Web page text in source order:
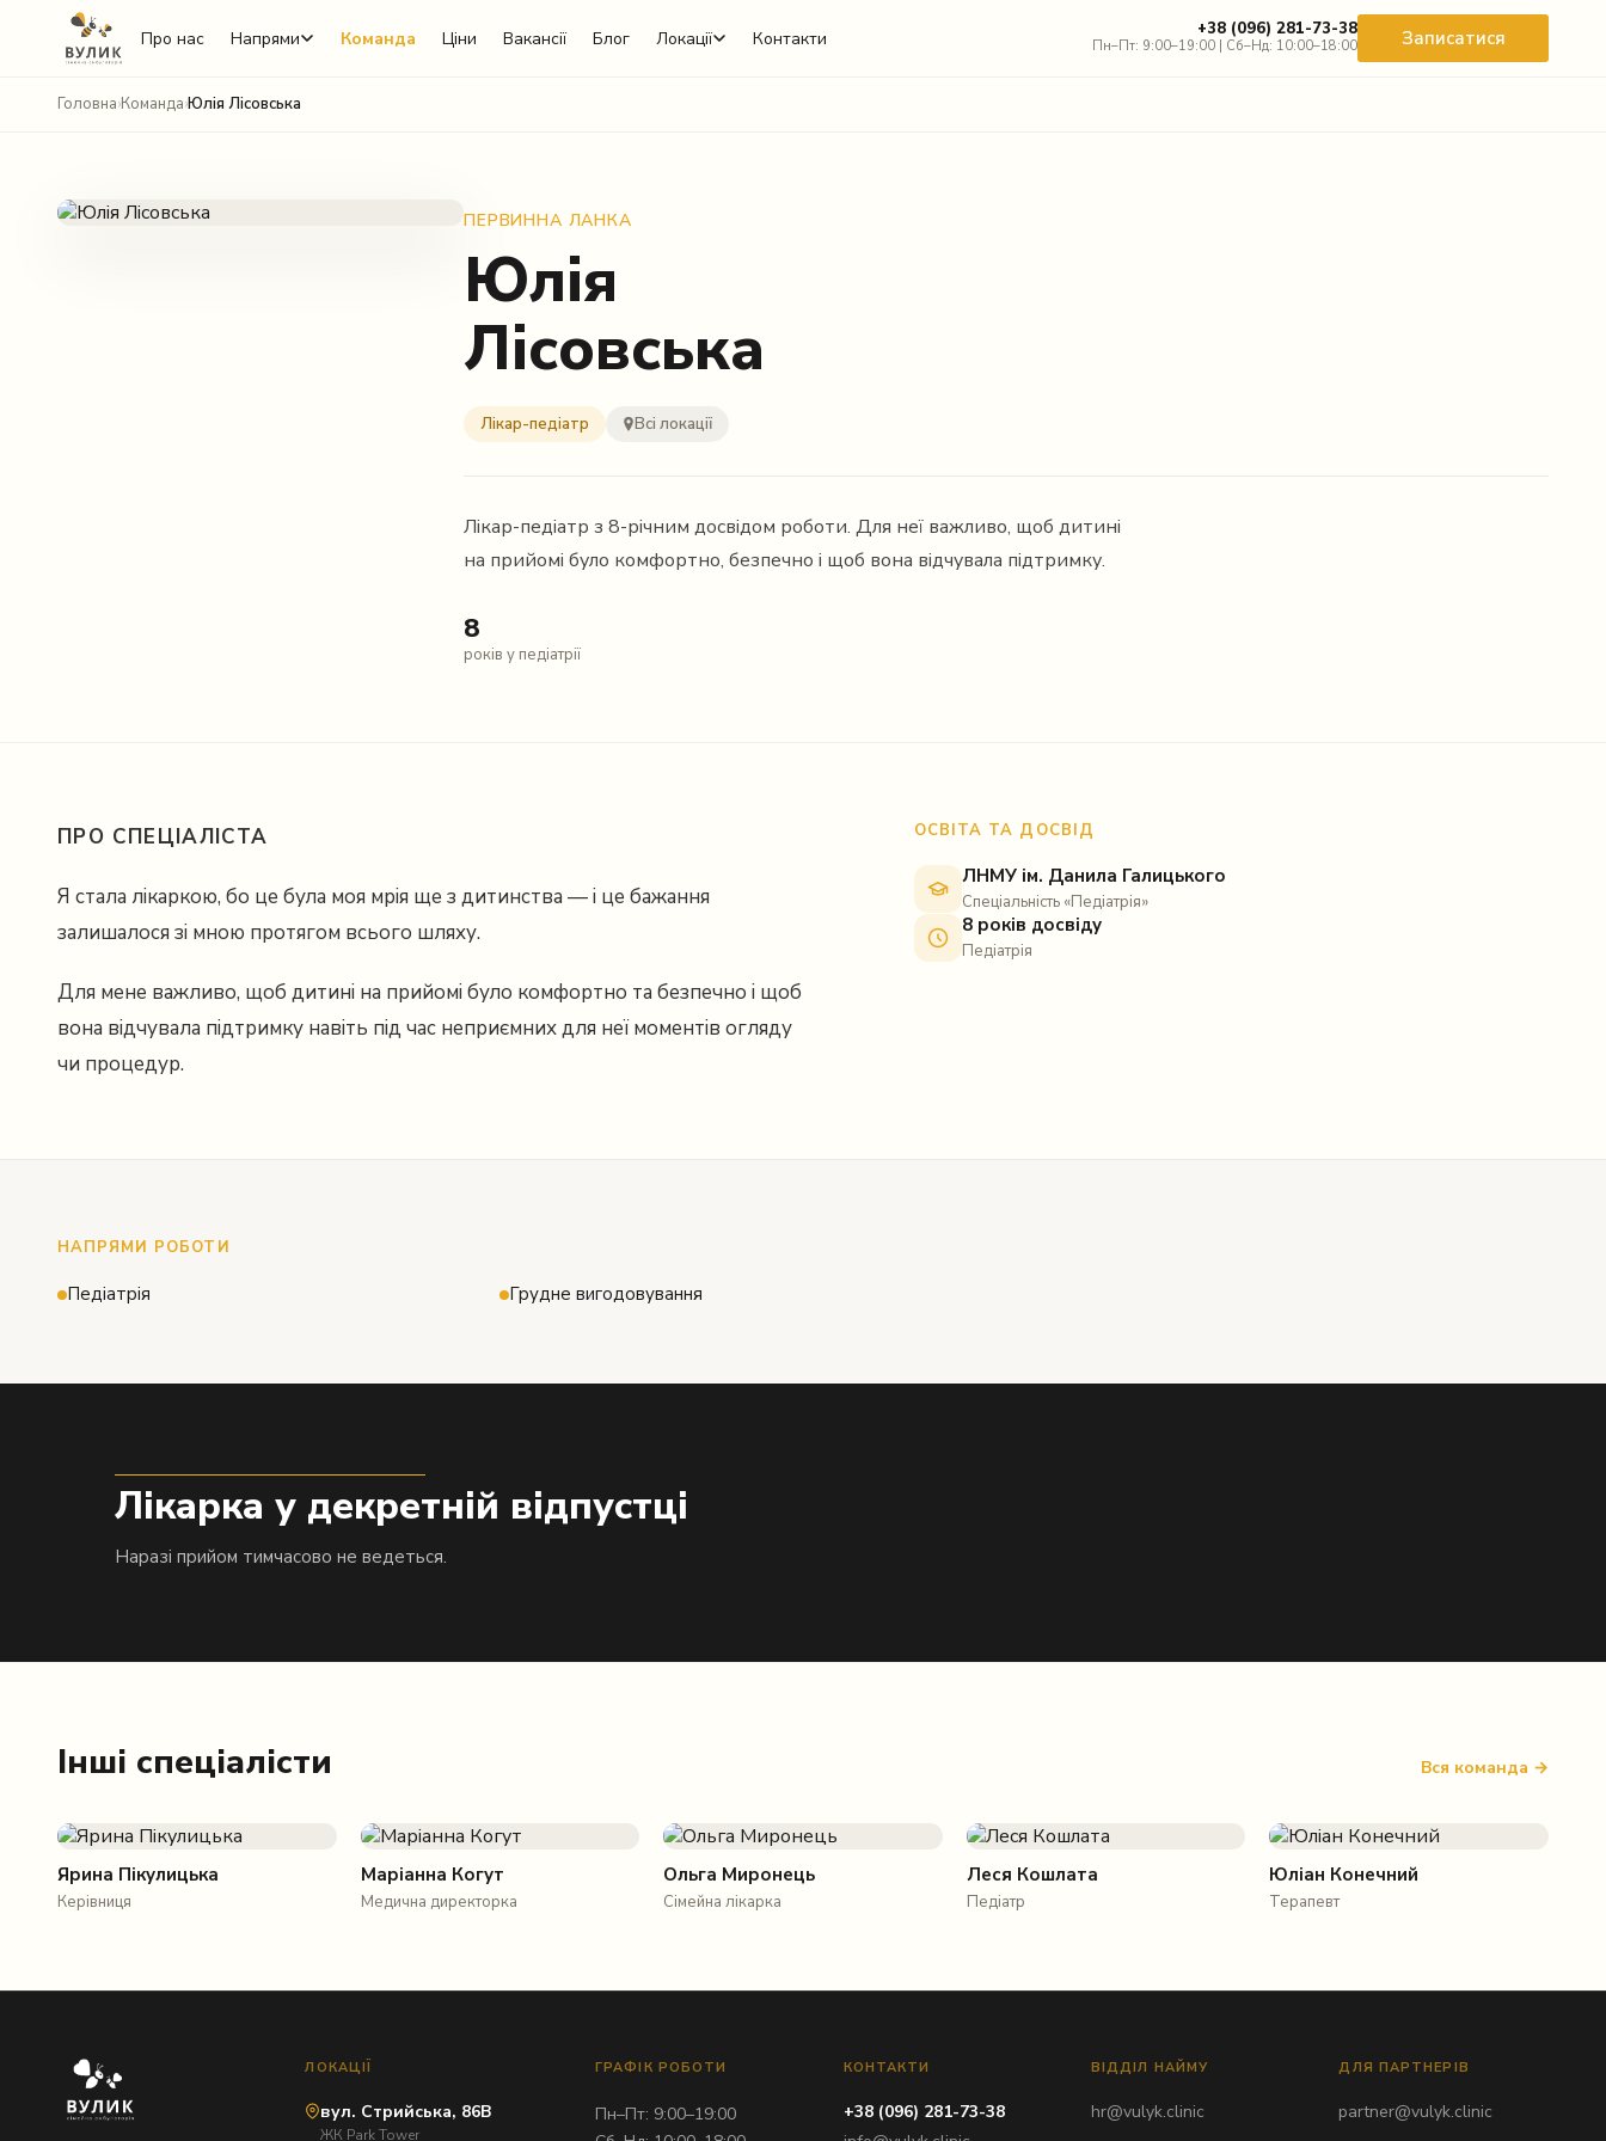
Про нас Напрями Команда Ціни Вакансії Блог Локації Контакти +38 (096) 281-73-38
Пн–Пт: 9:00–19:00 | Сб–Нд: 10:00–18:00 Записатися
Головна›Команда›Юлія Лісовська
ПЕРВИННА ЛАНКА
Юлія
Лісовська
Лікар-педіатр Всі локації
Лікар-педіатр з 8-річним досвідом роботи. Для неї важливо, щоб дитині
на прийомі було комфортно, безпечно і щоб вона відчувала підтримку.
8
років у педіатрії
ПРО СПЕЦІАЛІСТА
Я стала лікаркою, бо це була моя мрія ще з дитинства — і це бажання
залишалося зі мною протягом всього шляху.
Для мене важливо, щоб дитині на прийомі було комфортно та безпечно і щоб
вона відчувала підтримку навіть під час неприємних для неї моментів огляду
чи процедур.
ОСВІТА ТА ДОСВІД
ЛНМУ ім. Данила Галицького
Спеціальність «Педіатрія»
8 років досвіду
Педіатрія
НАПРЯМИ РОБОТИ
Педіатрія Грудне вигодовування
Лікарка у декретній відпустці
Наразі прийом тимчасово не ведеться.
Інші спеціалісти Вся команда →
Ярина Пікулицька
Керівниця
Маріанна Когут
Медична директорка
Ольга Миронець
Сімейна лікарка
Леся Кошлата
Педіатр
Юліан Конечний
Терапевт
ЛОКАЦІЇ
вул. Стрийська, 86В
ЖК Park Tower
ГРАФІК РОБОТИ
Пн–Пт: 9:00–19:00
КОНТАКТИ
+38 (096) 281-73-38
ВІДДІЛ НАЙМУ
hr@vulyk.clinic
ДЛЯ ПАРТНЕРІВ
partner@vulyk.clinic